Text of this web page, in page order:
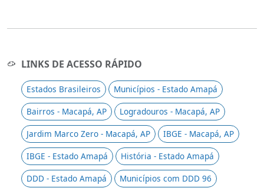
LINKS DE ACESSO RÁPIDO
Estados Brasileiros
Municípios - Estado Amapá
Bairros - Macapá, AP
Logradouros - Macapá, AP
Jardim Marco Zero - Macapá, AP
IBGE - Macapá, AP
IBGE - Estado Amapá
História - Estado Amapá
DDD - Estado Amapá
Municípios com DDD 96